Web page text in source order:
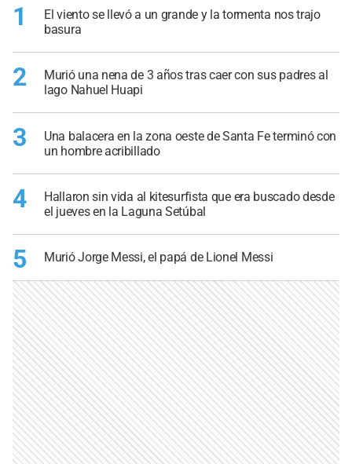
1
El viento se llevó a un grande y la tormenta nos trajo
basura
2
Murió una nena de 3 años tras caer con sus padres al
lago Nahuel Huapi
3
Una balacera en la zona oeste de Santa Fe terminó con
un hombre acribillado
4
Hallaron sin vida al kitesurfista que era buscado desde
el jueves en la Laguna Setúbal
5 Murió Jorge Messi, el papá de Lionel Messi